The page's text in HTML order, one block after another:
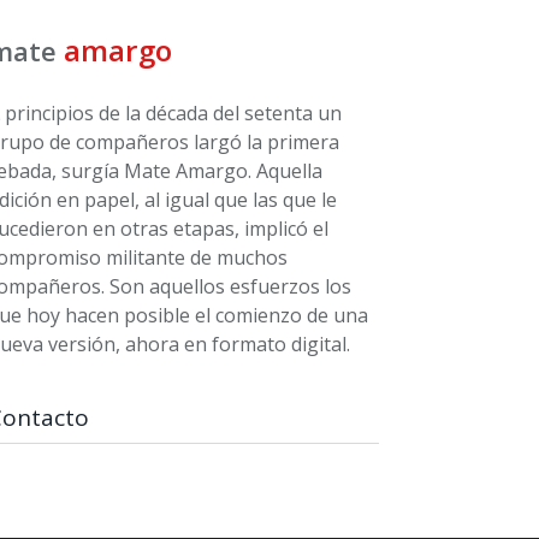
amargo
principios de la década del setenta un
de compañeros largó la primera
surgía Mate Amargo. Aquella
en papel, al igual que las que le
en otras etapas, implicó el
militante de muchos
Son aquellos esfuerzos los
hoy hacen posible el comienzo de una
versión, ahora en formato digital.